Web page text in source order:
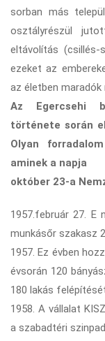
sorban más
osztályrészül
eltávolítás (csillés-
ezeket az
az életben maradók
Az Egercsehi
története során
Olyan
aminek a napja
október 23-a
1957.február 27. E
munkásőr szakasz
1957. Ez évben
évsorán 120
180 lakás
1958. A vállalat
a szabadtéri